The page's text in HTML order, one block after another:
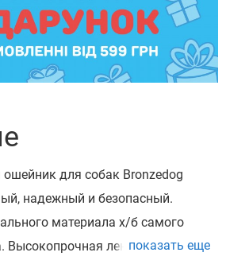
для собак Bronzedog
надежный и безопасный.
материала х/б самого
Высокопрочная лента х/б, из
показать еще